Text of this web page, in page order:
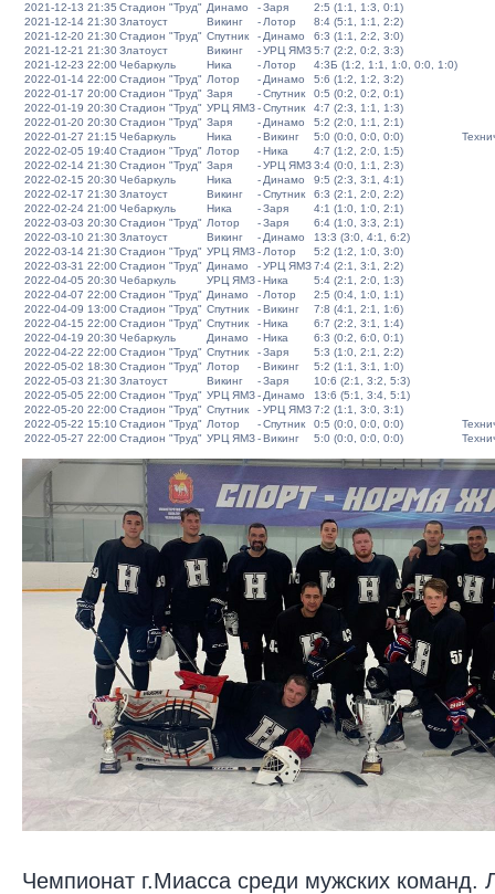
2021-12-13 21:35 Стадион "Труд" Динамо -Заря
2:5 (1:1, 1:3, 0:1)
2021-12-14 21:30Златоуст Викинг - Лотор
8:4 (5:1, 1:1, 2:2)
2021-12-20 21:30Стадион "Труд" Спутник - Динамо
6:3 (1:1, 2:2, 3:0)
2021-12-21 21:30Златоуст Викинг -УРЦ ЯМЗ5:7 (2:2, 0:2, 3:3)
2021-12-23 22:00Чебаркуль Ника - Лотор
4:3Б (1:2, 1:1, 1:0, 0:0, 1:0)
2022-01-14 22:00Стадион "Труд" Лотор - Динамо
5:6 (1:2, 1:2, 3:2)
2022-01-17 20:00Стадион "Труд" Заря -Спутник
0:5 (0:2, 0:2, 0:1)
2022-01-19 20:30Стадион "Труд" УРЦ ЯМЗ-Спутник
4:7 (2:3, 1:1, 1:3)
2022-01-20 20:30Стадион "Труд" Заря - Динамо
5:2 (2:0, 1:1, 2:1)
2022-01-27 21:15 Чебаркуль Ника -Викинг 5:0 (0:0, 0:0, 0:0)
2022-02-05 19:40Стадион "Труд" Лотор -Ника
4:7 (1:2, 2:0, 1:5)
2022-02-14 21:30Стадион "Труд" Заря -УРЦ ЯМЗ3:4 (0:0, 1:1, 2:3)
2022-02-15 20:30Чебаркуль Ника - Динамо
9:5 (2:3, 3:1, 4:1)
2022-02-17 21:30Златоуст Викинг -Спутник
6:3 (2:1, 2:0, 2:2)
2022-02-24 21:00Чебаркуль Ника -Заря
4:1 (1:0, 1:0, 2:1)
2022-03-03 20:30Стадион "Труд" Лотор -Заря
6:4 (1:0, 3:3, 2:1)
2022-03-10 21:30Златоуст Викинг - Динамо
13:3 (3:0, 4:1, 6:2)
2022-03-14 21:30Стадион "Труд" УРЦ ЯМЗ- Лотор
5:2 (1:2, 1:0, 3:0)
2022-03-31 22:00Стадион "Труд" Динамо -УРЦ ЯМЗ7:4 (2:1, 3:1, 2:2)
2022-04-05 20:30Чебаркуль УРЦ ЯМЗ-Ника
5:4 (2:1, 2:0, 1:3)
2022-04-07 22:00Стадион "Труд" Динамо - Лотор
2:5 (0:4, 1:0, 1:1)
2022-04-09 13:00Стадион "Труд" Спутник -Викинг
7:8 (4:1, 2:1, 1:6)
2022-04-15 22:00Стадион "Труд" Спутник -Ника
6:7 (2:2, 3:1, 1:4)
2022-04-19 20:30Чебаркуль Динамо -Ника
6:3 (0:2, 6:0, 0:1)
2022-04-22 22:00Стадион "Труд" Спутник -Заря
5:3 (1:0, 2:1, 2:2)
2022-05-02 18:30Стадион "Труд" Лотор -Викинг
5:2 (1:1, 3:1, 1:0)
2022-05-03 21:30Златоуст Викинг -Заря
10:6 (2:1, 3:2, 5:3)
2022-05-05 22:00Стадион "Труд" УРЦ ЯМЗ- Динамо
13:6 (5:1, 3:4, 5:1)
2022-05-20 22:00Стадион "Труд" Спутник -УРЦ ЯМЗ7:2 (1:1, 3:0, 3:1)
2022-05-22 15:10Стадион "Труд" Лотор -Спутник 0:5 (0:0, 0:0, 0:0)
2022-05-27 22:00Стадион "Труд" УРЦ ЯМЗ-Викинг 5:0 (0:0, 0:0, 0:0)
Чемпионат г.Миасса среди мужских команд.